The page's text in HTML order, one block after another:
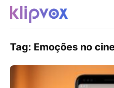
Tag: Emoções no